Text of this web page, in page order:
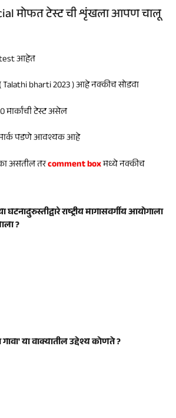
मोफत टेस्ट ची शृंखला आपण चालू
test आहेत
bharti 2023 ) आहे नक्कीच सोडवा
मार्कांची टेस्ट असेल
पडणे आवश्यक आहे
असतील तरcomment boxमध्ये नक्कीच
राष्ट्रीय मागासवर्गीय आयोगाला
?
या वाक्यातील उद्देश्य कोणते ?